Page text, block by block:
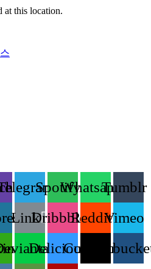
at this location.
SpotifyWhatsappTumblr
LinkDribbbleRedditVimeo
DeliciousCodepen